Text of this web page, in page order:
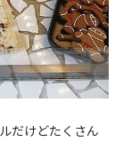
だけどたくさん